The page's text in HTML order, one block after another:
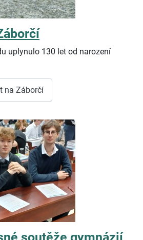
uplynulo 130 let od narození
na Záborčí